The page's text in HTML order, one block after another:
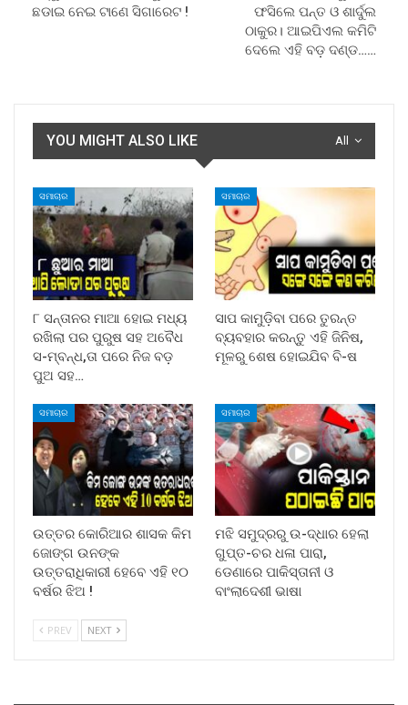
ଛଡାଇ ନେଇ ଟାଣେ ସିଗାରେଟ !
ଫସିଲେ ପନ୍ତ ଓ ଶାର୍ଦୁଲ
ଠାକୁର। ଆଇପିଏଲ କମିଟି
ଦେଲେ ଏହି ବଡ଼ ଦଣ୍ଡ……
All
YOU MIGHT ALSO LIKE
ସମାଚାର
୮ ସନ୍ତାନର ମାଆ ହୋଇ ମଧ୍ୟ
ରଖିଲା ପର ପୁରୁଷ ସହ ଅବୈଧ
ସ-ମ୍ବନ୍ଧ,ତା ପରେ ନିଜ ବଡ଼
ପୁଅ ସହ…
ସମାଚାର
ସାପ କାମୁଡ଼ିବା ପରେ ତୁରନ୍ତ
ବ୍ୟବହାର କରନ୍ତୁ ଏହି ଜିନିଷ,
ମୂଳରୁ ଶେଷ ହୋଇଯିବ ବି-ଷ
ସମାଚାର
ଉତ୍ତର କୋରିଆର ଶାସକ କିମ
ଜୋଙ୍ଗ ଉନଙ୍କ
ଉତ୍ତରାଧିକାରୀ ହେବେ ଏହି ୧୦
ବର୍ଷର ଝିଅ !
ସମାଚାର
ମଝି ସମୁଦ୍ରରୁ ଉ-ଦ୍ଧାର ହେଲା
ଗୁପ୍ତ-ଚର ଧଳା ପାରା,
ଡେଣାରେ ପାକିସ୍ତାନୀ ଓ
ବାଂଲାଦେଶୀ ଭାଷା
PREV NEXT